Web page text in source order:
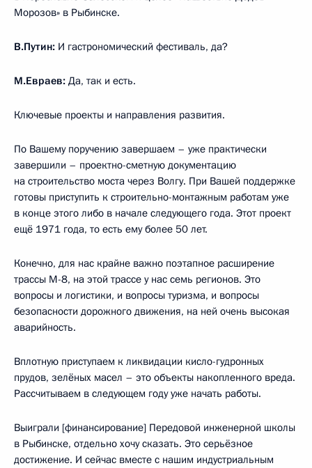
Морозов» в Рыбинске.
В.Путин: И гастрономический фестиваль, да?
М.Евраев: Да, так и есть.
Ключевые проекты и направления развития.
По Вашему поручению завершаем – уже практически
завершили – проектно-сметную документацию
на строительство моста через Волгу. При Вашей поддержке
готовы приступить к строительно-монтажным работам уже
в конце этого либо в начале следующего года. Этот проект
ещё 1971 года, то есть ему более 50 лет.
Конечно, для нас крайне важно поэтапное расширение
трассы М-8, на этой трассе у нас семь регионов. Это
вопросы и логистики, и вопросы туризма, и вопросы
безопасности дорожного движения, на ней очень высокая
аварийность.
Вплотную приступаем к ликвидации кисло-гудронных
прудов, зелёных масел – это объекты накопленного вреда.
Рассчитываем в следующем году уже начать работы.
Выиграли [финансирование] Передовой инженерной школы
в Рыбинске, отдельно хочу сказать. Это серьёзное
достижение. И сейчас вместе с нашим индустриальным